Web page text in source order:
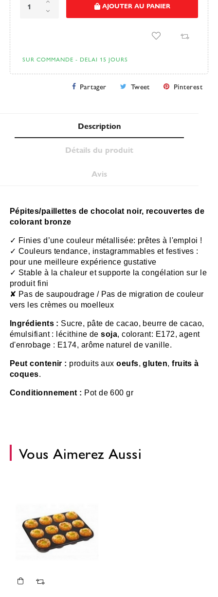
AJOUTER AU PANIER
SUR COMMANDE - DELAI 15 JOURS
Partager Tweet Pinterest
Description
Détails du produit
Avis
Pépites/paillettes de chocolat noir, recouvertes de
colorant bronze
✓ Finies d’une couleur métallisée: prêtes à l'emploi !
✓ Couleurs tendance, instagrammables et festives :
pour une meilleure expérience gustative
✓ Stable à la chaleur et supporte la congélation sur le
produit fini
✘ Pas de saupoudrage / Pas de migration de couleur
vers les crèmes ou moelleux
Ingrédients : Sucre, pâte de cacao, beurre de cacao,
émulsifiant : lécithine desoja, colorant: E172, agent
d'enrobage : E174, arôme naturel de vanille.
Peut contenir : produits auxoeufs,gluten, fruits à
coques.
Conditionnement : Pot de 600 gr
Vous Aimerez Aussi